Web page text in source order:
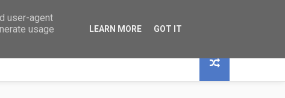
user-agent
usage
LEARN MORE GOT IT